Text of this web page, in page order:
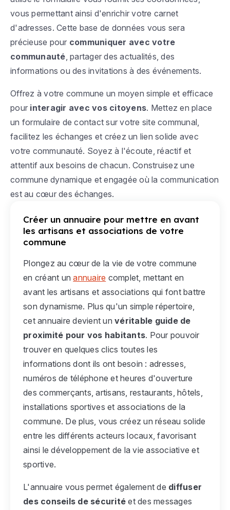
vous permettant ainsi d'enrichir votre carnet
d'adresses. Cette base de données vous sera
précieuse pour communiquer avec votre
communauté, partager des actualités, des
informations ou des invitations à des événements.
Offrez à votre commune un moyen simple et efficace
pour interagir avec vos citoyens. Mettez en place
un formulaire de contact sur votre site communal,
facilitez les échanges et créez un lien solide avec
votre communauté. Soyez à l'écoute, réactif et
attentif aux besoins de chacun. Construisez une
commune dynamique et engagée où la communication
est au cœur des échanges.
Créer un annuaire pour mettre en avant
les artisans et associations de votre
commune
Plongez au cœur de la vie de votre commune
en créant unannuaire complet, mettant en
avant les artisans et associations qui font battre
son dynamisme. Plus qu'un simple répertoire,
cet annuaire devient un véritable guide de
proximité pour vos habitants. Pour pouvoir
trouver en quelques clics toutes les
informations dont ils ont besoin : adresses,
numéros de téléphone et heures d'ouverture
des commerçants, artisans, restaurants, hôtels,
installations sportives et associations de la
commune. De plus, vous créez un réseau solide
entre les différents acteurs locaux, favorisant
ainsi le développement de la vie associative et
sportive.
L'annuaire vous permet également de diffuser
des conseils de sécurité et des messages